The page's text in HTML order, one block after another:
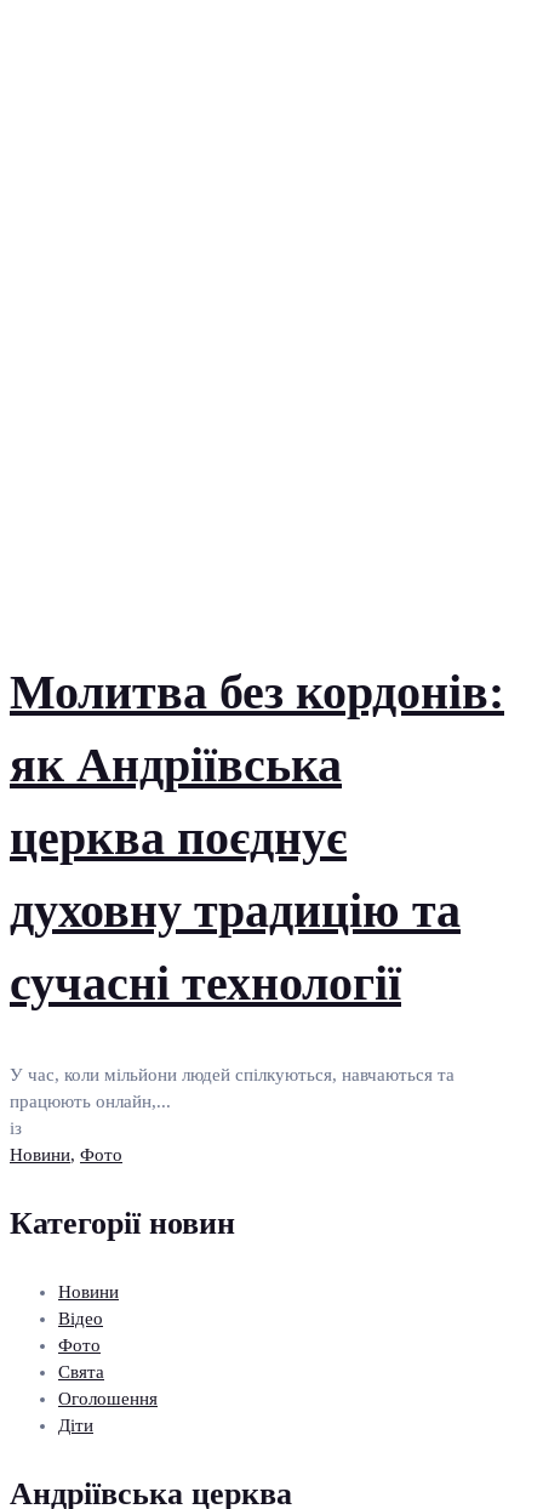
Молитва без кордонів:
як Андріївська
церква поєднує
духовну традицію та
сучасні технології
У час, коли мільйони людей спілкуються, навчаються та
працюють онлайн,...
із
Новини, Фото
Категорії новин
Новини
Відео
Фото
Свята
Оголошення
Діти
Андріївська церква